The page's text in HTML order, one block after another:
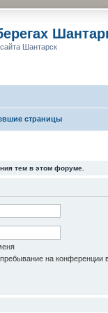
Шантарск
страницы
тем в этом форуме.
на конференции